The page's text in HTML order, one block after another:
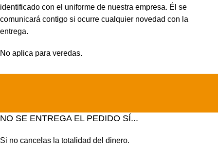
identificado con el uniforme de nuestra empresa. Él se
comunicará contigo si ocurre cualquier novedad con la
entrega.
No aplica para veredas.
NO SE ENTREGA EL PEDIDO SÍ...
Si no cancelas la totalidad del dinero.